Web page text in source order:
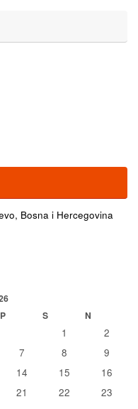
Bosna i Hercegovina
P S N
1
2
7 8
9
14 15
16
21 22
23